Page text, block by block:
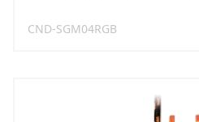
CND-SGM04RGB